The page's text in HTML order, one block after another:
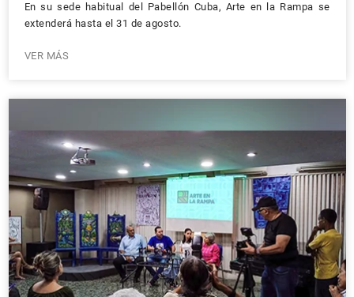
En su sede habitual del Pabellón Cuba, Arte en la Rampa se
extenderá hasta el 31 de agosto.
VER MÁS